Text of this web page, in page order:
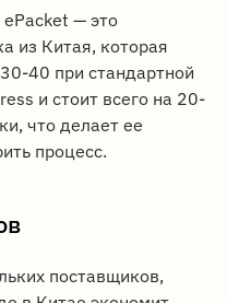
— это
из Китая, которая
40 при стандартной
и стоит всего на 20-
что делает ее
процесс.
поставщиков,